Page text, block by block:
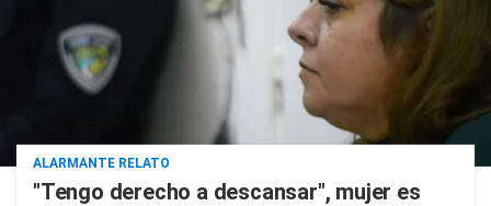
ALARMANTE RELATO
"Tengo derecho a descansar", mujer es